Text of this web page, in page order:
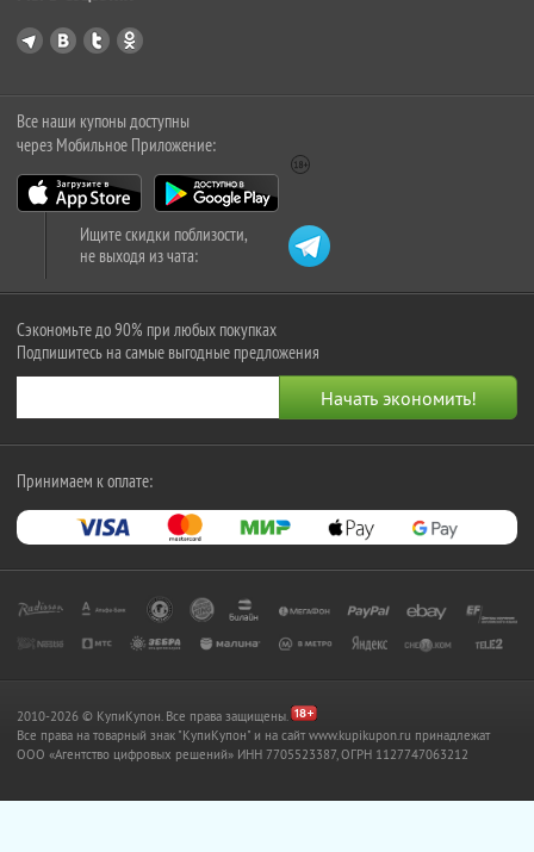
Все наши купоны доступны
через Мобильное Приложение:
Ищите скидки поблизости,
не выходя из чата:
Сэкономьте до 90% при любых покупках
Подпишитесь на самые выгодные предложения
Принимаем к оплате:
2010-2026 © КупиКупон. Все права защищены.
Все права на товарный знак "КупиКупон" и на сайт www.kupikupon.ru принадлежат
OOO «Агентство цифровых решений» ИНН 7705523387, ОГРН 1127747063212